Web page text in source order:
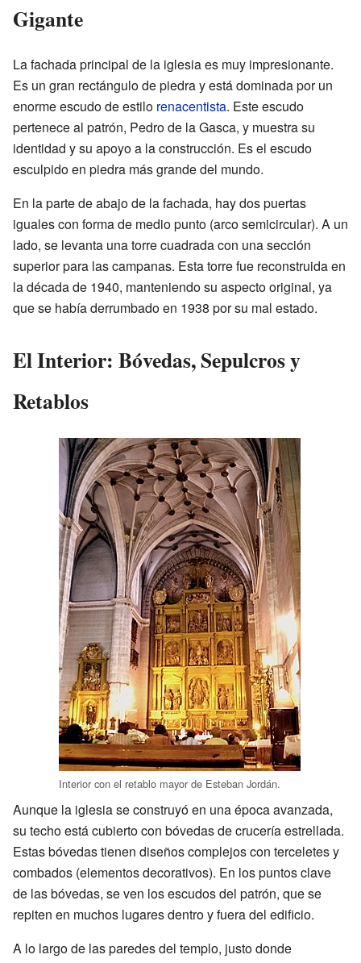
Gigante
La fachada principal de la iglesia es muy impresionante.
Es un gran rectángulo de piedra y está dominada por un
enorme escudo de estilo renacentista. Este escudo
pertenece al patrón, Pedro de la Gasca, y muestra su
identidad y su apoyo a la construcción. Es el escudo
esculpido en piedra más grande del mundo.
En la parte de abajo de la fachada, hay dos puertas
iguales con forma de medio punto (arco semicircular). A un
lado, se levanta una torre cuadrada con una sección
superior para las campanas. Esta torre fue reconstruida en
la década de 1940, manteniendo su aspecto original, ya
que se había derrumbado en 1938 por su mal estado.
El Interior: Bóvedas, Sepulcros y
Retablos
Interior con el retablo mayor de Esteban Jordán.
Aunque la iglesia se construyó en una época avanzada,
su techo está cubierto con bóvedas de crucería estrellada.
Estas bóvedas tienen diseños complejos con terceletes y
combados (elementos decorativos). En los puntos clave
de las bóvedas, se ven los escudos del patrón, que se
repiten en muchos lugares dentro y fuera del edificio.
A lo largo de las paredes del templo, justo donde